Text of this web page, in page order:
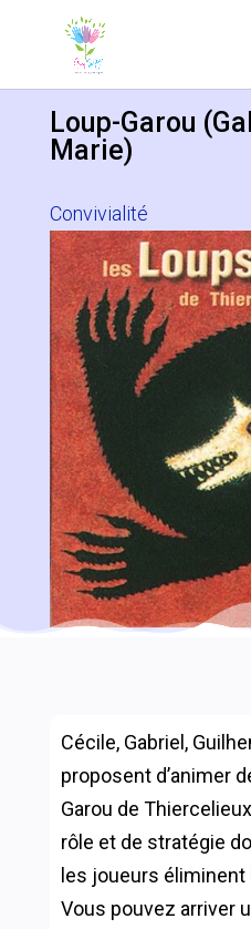
Loup-Garou
Marie)
Convivialité
Cécile, Gabriel,
proposent d’animer
Garou de
rôle et de stratégie
les joueurs
Vous pouvez arriver